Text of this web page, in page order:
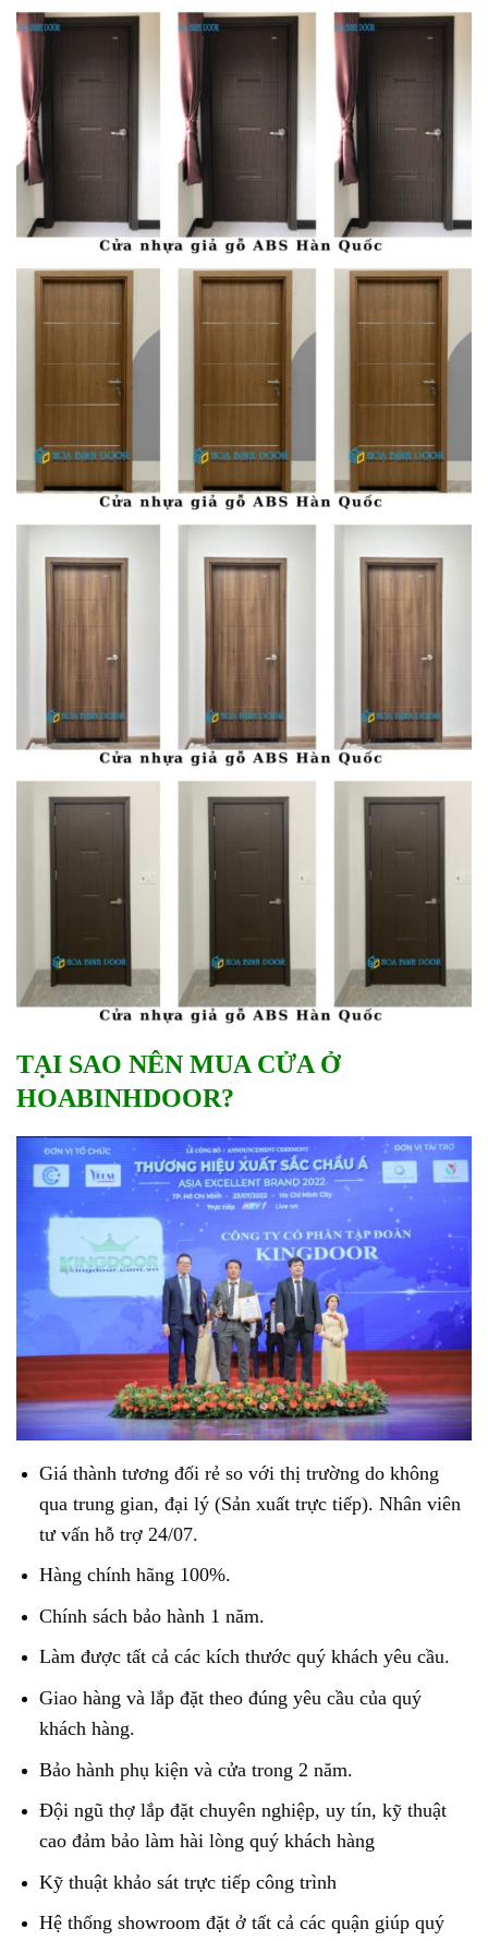
TẠI SAO NÊN MUA CỬA Ở
HOABINHDOOR?
Giá thành tương đối rẻ so với thị trường do không
qua trung gian, đại lý (Sản xuất trực tiếp). Nhân viên
tư vấn hỗ trợ 24/07.
Hàng chính hãng 100%.
Chính sách bảo hành 1 năm.
Làm được tất cả các kích thước quý khách yêu cầu.
Giao hàng và lắp đặt theo đúng yêu cầu của quý
khách hàng.
Bảo hành phụ kiện và cửa trong 2 năm.
Đội ngũ thợ lắp đặt chuyên nghiệp, uy tín, kỹ thuật
cao đảm bảo làm hài lòng quý khách hàng
Kỹ thuật khảo sát trực tiếp công trình
Hệ thống showroom đặt ở tất cả các quận giúp quý